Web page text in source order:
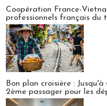
Coopération France-
professionnels français du
Bon plan croisière :
2ème passager pour les